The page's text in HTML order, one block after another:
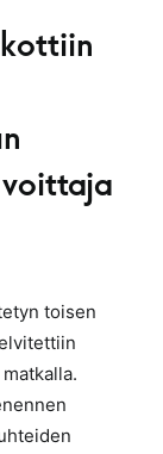
toisen